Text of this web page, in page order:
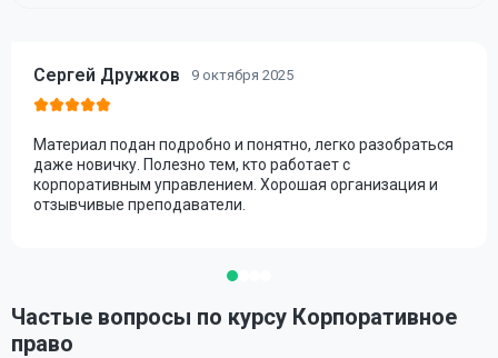
Сергей Дружков 9 октября 2025
Материал подан подробно и понятно, легко разобраться
даже новичку. Полезно тем, кто работает с
корпоративным управлением. Хорошая организация и
отзывчивые преподаватели.
Частые вопросы по курсу Корпоративное
право